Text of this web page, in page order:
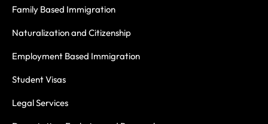
Family Based Immigration
Naturalization and Citizenship
Employment Based Immigration
Student Visas
Legal Services